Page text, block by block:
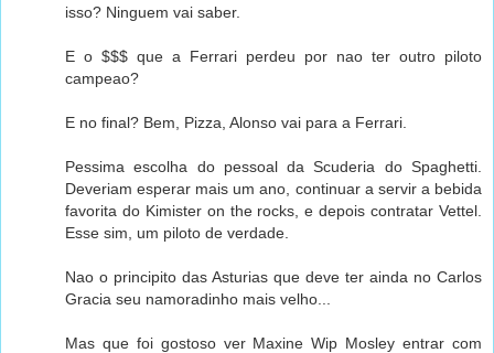
isso? Ninguem vai saber.
E o $$$ que a Ferrari perdeu por nao ter outro piloto
campeao?
E no final? Bem, Pizza, Alonso vai para a Ferrari.
Pessima escolha do pessoal da Scuderia do Spaghetti.
Deveriam esperar mais um ano, continuar a servir a bebida
favorita do Kimister on the rocks, e depois contratar Vettel.
Esse sim, um piloto de verdade.
Nao o principito das Asturias que deve ter ainda no Carlos
Gracia seu namoradinho mais velho...
Mas que foi gostoso ver Maxine Wip Mosley entrar com